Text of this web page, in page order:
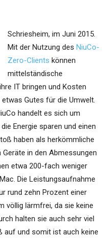
Schriesheim, im Juni 2015.
Mit der Nutzung des NiuCo-
Zero-Clients können
mittelständische
IT bringen und Kosten
Gutes für die Umwelt.
handelt es sich um
Energie sparen und einen
haben als herkömmliche
Geräte in den Abmessungen
etwa 200-fach weniger
Die Leistungsaufnahme
rund zehn Prozent einer
völlig lärmfrei, da sie keine
halten sie auch sehr viel
auf und somit ist auch keine